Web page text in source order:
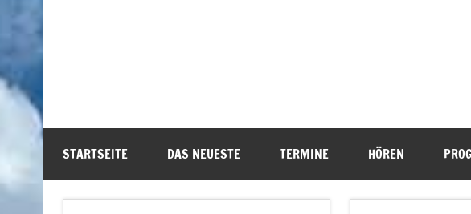
STARTSEITE DAS NEUESTE TERMINE HÖREN